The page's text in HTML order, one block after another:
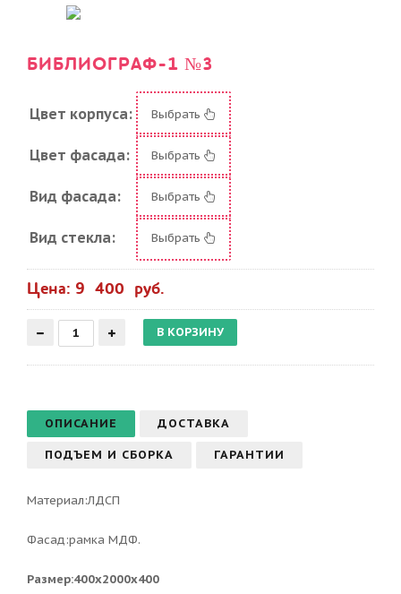
БИБЛИОГРАФ-1 №3
Цвет корпуса: Выбрать
Цвет фасада: Выбрать
Вид фасада: Выбрать
Вид стекла: Выбрать
Цена: 9 400 руб.
ОПИСАНИЕ ДОСТАВКА
ПОДЪЕМ И СБОРКА ГАРАНТИИ
Материал:ЛДСП
Фасад:рамка МДФ.
Размер:400х2000х400